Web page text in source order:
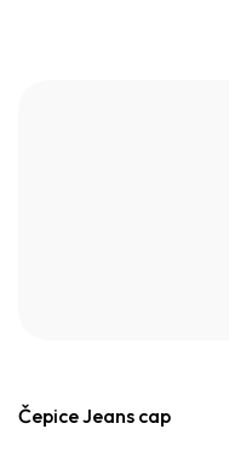
Čepice Jeans cap